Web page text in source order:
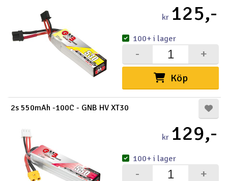
kr 125,-
Köp
+
-
100+ i lager
2s 550mAh -100C - GNB HV XT30
kr 129,-
+
-
100+ i lager